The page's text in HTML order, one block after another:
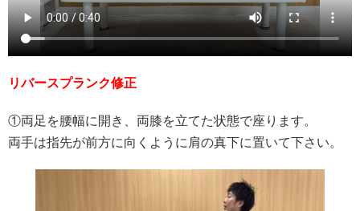
リバースプランク修正
①両足を腰幅に開き、両膝を立てた状態で座ります。
両手は指先が前方に向くように肩の真下に置いて下さい。